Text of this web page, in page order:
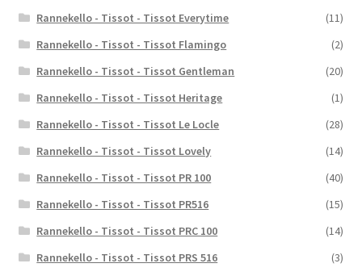
Rannekello - Tissot - Tissot Everytime
(11)
Rannekello - Tissot - Tissot Flamingo
(2)
Rannekello - Tissot - Tissot Gentleman
(20)
Rannekello - Tissot - Tissot Heritage
(1)
Rannekello - Tissot - Tissot Le Locle
(28)
Rannekello - Tissot - Tissot Lovely
(14)
Rannekello - Tissot - Tissot PR 100
(40)
Rannekello - Tissot - Tissot PR516
(15)
Rannekello - Tissot - Tissot PRC 100
(14)
Rannekello - Tissot - Tissot PRS 516
(3)